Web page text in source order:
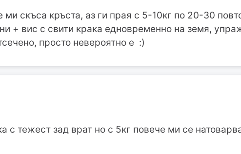
скъса кръста, аз ги прая с 5-10кг по 20-30
+ вис с свити крака едновременно на земя,
просто невероятно е :)
с тежест зад врат но с 5кг повече ми се